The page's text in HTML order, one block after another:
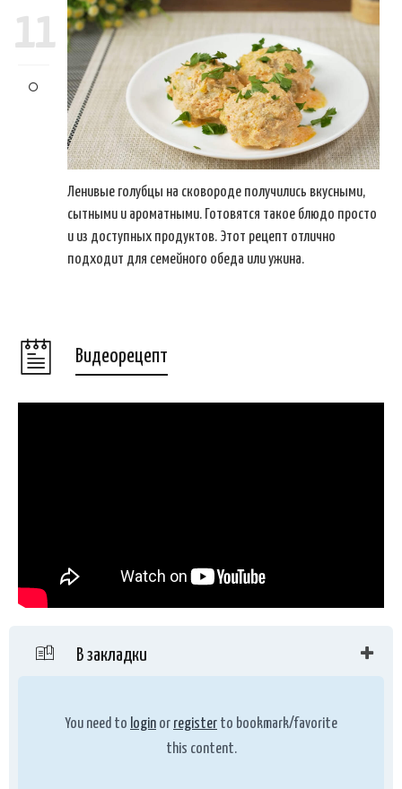
11
Ленивые голубцы на сковороде получились вкусными,
сытными и ароматными. Готовятся такое блюдо просто
и из доступных продуктов. Этот рецепт отлично
подходит для семейного обеда или ужина.
Видеорецепт
В закладки
You need to login or register to bookmark/favorite
this content.